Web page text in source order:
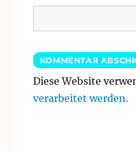
Diese Website
verarbeitet werden.